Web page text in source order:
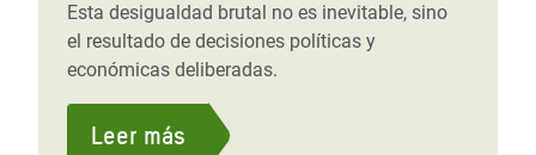
Esta desigualdad brutal no es inevitable, sino
el resultado de decisiones políticas y
económicas deliberadas.
Leer más